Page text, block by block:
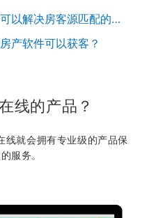
有没有什么软件可以解决房客源匹配的问题？
产软件可以获客？
线的产品？
线就会拥有专业级的产品保
服务。